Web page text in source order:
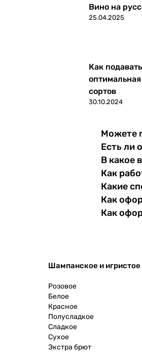
Вино на
25.04.2025
Как
сортов
30.10.2024
Можете
Есть ли
В какое
Как
Какие
Как
Как
Шампанское и игристое
Розовое
Белое
Красное
Полусладкое
Сладкое
Сухое
Экстра брют